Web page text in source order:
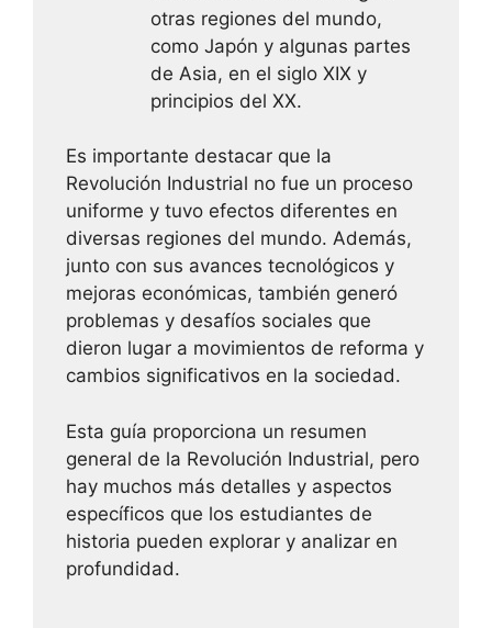
otras regiones del mundo,
como Japón y algunas partes
de Asia, en el siglo XIX y
principios del XX.
Es importante destacar que la
Revolución Industrial no fue un proceso
uniforme y tuvo efectos diferentes en
diversas regiones del mundo. Además,
junto con sus avances tecnológicos y
mejoras económicas, también generó
problemas y desafíos sociales que
dieron lugar a movimientos de reforma y
cambios significativos en la sociedad.
Esta guía proporciona un resumen
general de la Revolución Industrial, pero
hay muchos más detalles y aspectos
específicos que los estudiantes de
historia pueden explorar y analizar en
profundidad.